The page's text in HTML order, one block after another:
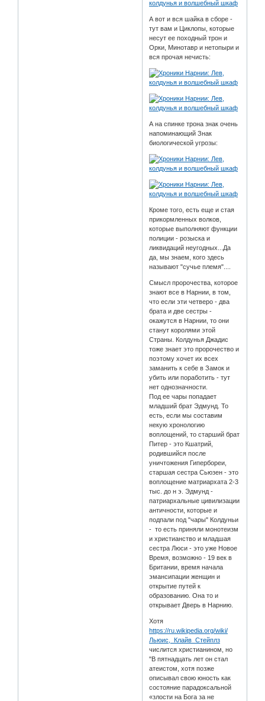
А вот и вся шайка в сборе -
тут вам и Циклопы, которые
несут ее походный трон и
Орки, Минотавр и нетопыри и
вся прочая нечисть:
А на спинке трона знак очень
напоминающий Знак
биологической угрозы:
Кроме того, есть еще и стая
прикормленных волков,
которые выполняют функции
полиции - розыска и
ликвидаций неугодных...Да
да, мы знаем, кого здесь
называют "сучье племя"....
Смысл пророчества, которое
знают все в Нарнии, в том,
что если эти четверо - два
брата и две сестры -
окажутся в Нарнии, то они
станут королями этой
Страны. Колдунья Джадис
тоже знает это пророчество и
поэтому хочет их всех
заманить к себе в Замок и
убить или поработить - тут
нет однозначности.
Под ее чары попадает
младший брат Эдмунд. То
есть, если мы составим
некую хронологию
воплощений, то старший брат
Питер - это Кшатрий,
родившийся после
уничтожения Гипербореи,
старшая сестра Сьюзен - это
воплощение матриархата 2-3
тыс. до н э. Эдмунд -
патриархальные цивилизации
античности, которые и
подпали под "чары" Колдуньи
- то есть приняли монотеизм
и христианство и младшая
сестра Люси - это уже Новое
Время, возможно - 19 век в
Британии, время начала
эмансипации женщин и
открытие путей к
образованию. Она то и
открывает Дверь в Нарнию.
Хотя
https://ru.wikipedia.org/wiki/
Льюис,_Клайв_Стейплз
числится христианином, но
"В пятнадцать лет он стал
атеистом, хотя позже
описывал свою юность как
состояние парадоксальной
«злости на Бога за не